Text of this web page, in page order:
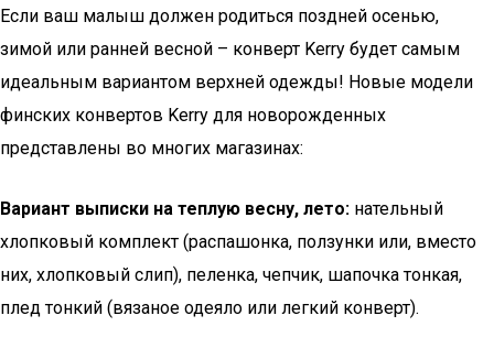
Если ваш малыш должен родиться поздней осенью,
зимой или ранней весной – конверт Kerry будет самым
идеальным вариантом верхней одежды! Новые модели
финских конвертов Kerry для новорожденных
представлены во многих магазинах:
Вариант выписки на теплую весну, лето: нательный
хлопковый комплект (распашонка, ползунки или, вместо
них, хлопковый слип), пеленка, чепчик, шапочка тонкая,
плед тонкий (вязаное одеяло или легкий конверт).